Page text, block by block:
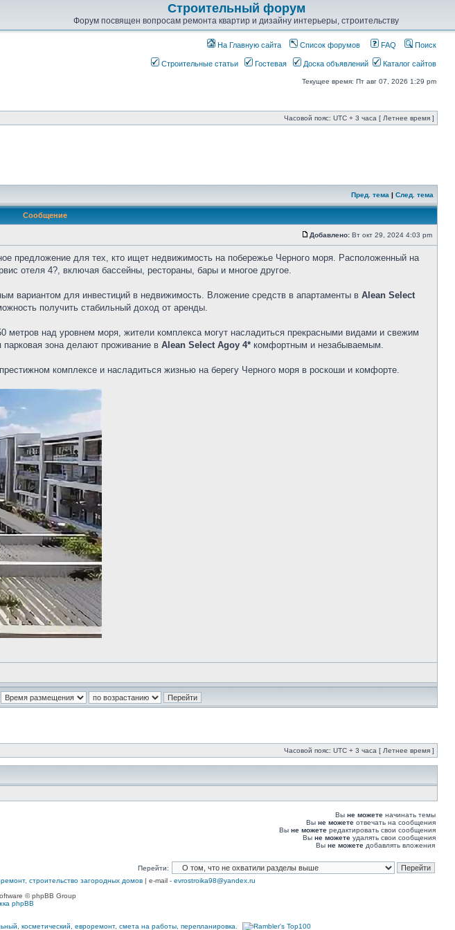
Строительный форум
Форум посвящен вопросам ремонта квартир и дизайну интерьеры, строительству
На Главную сайта Список форумов FAQ Поиск
Строительные статьи Гостевая Доска объявлений Каталог сайтов
Текущее время: Пт авг 07, 2026 1:29 pm
Часовой пояс: UTC + 3 часа [ Летнее время ]
Пред. тема | След. тема
Сообщение
Добавлено: Вт окт 29, 2024 4:03 pm
предложение для тех, кто ищет недвижимость на побережье Черного моря. Расположенный на
отеля 4?, включая бассейны, рестораны, бары и многое другое.
вариантом для инвестиций в недвижимость. Вложение средств в апартаменты в Alean Select
получить стабильный доход от аренды.
метров над уровнем моря, жители комплекса могут насладиться прекрасными видами и свежим
зона делают проживание в Alean Select Agoy 4* комфортным и незабываемым.
комплексе и насладиться жизнью на берегу Черного моря в роскоши и комфорте.
Часовой пояс: UTC + 3 часа [ Летнее время ]
Вы не можете начинать темы
Вы не можете отвечать на сообщения
Вы не можете редактировать свои сообщения
Вы не можете удалять свои сообщения
Вы не можете добавлять вложения
Перейти:
строительство загородных домов | e-mail - evrostroika98@yandex.ru
© phpBB Group
phpBB